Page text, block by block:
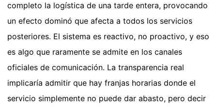
completo la logística de una tarde entera, provocando
un efecto dominó que afecta a todos los servicios
posteriores. El sistema es reactivo, no proactivo, y eso
es algo que raramente se admite en los canales
oficiales de comunicación. La transparencia real
implicaría admitir que hay franjas horarias donde el
servicio simplemente no puede dar abasto, pero decir